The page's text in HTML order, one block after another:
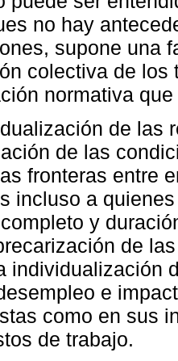
no hay
supone una
colectiva de los
normativa
de las
de las
fronteras entre
incluso a
y
de
individualización
e
como en sus
de trabajo.